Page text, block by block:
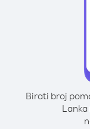
Birati broj